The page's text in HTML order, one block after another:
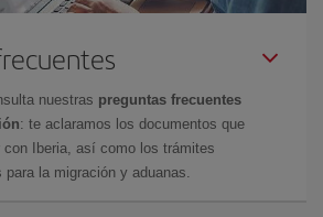
nuestras preguntas frecuentes
: te aclaramos los documentos que
con Iberia, así como los trámites
la migración y aduanas.